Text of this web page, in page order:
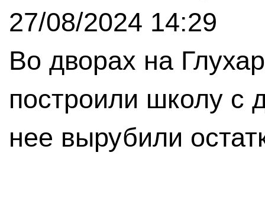
27/08/2024 14:29
Во дворах на
построили школу с
нее вырубили